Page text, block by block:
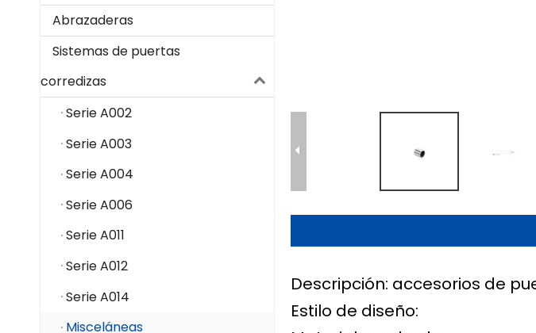
Abrazaderas
Sistemas de puertas
corredizas
Serie A002
Serie A003
Serie A004
Serie A006
Serie A011
Serie A012
Serie A014
Misceláneas
Descripción: accesorios de
Estilo de diseño: